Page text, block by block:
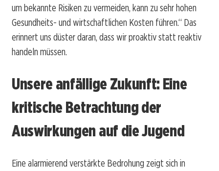
um bekannte Risiken zu vermeiden, kann zu sehr hohen
Gesundheits- und wirtschaftlichen Kosten führen.“ Das
erinnert uns düster daran, dass wir proaktiv statt reaktiv
handeln müssen.
Unsere anfällige Zukunft: Eine
kritische Betrachtung der
Auswirkungen auf die Jugend
Eine alarmierend verstärkte Bedrohung zeigt sich in